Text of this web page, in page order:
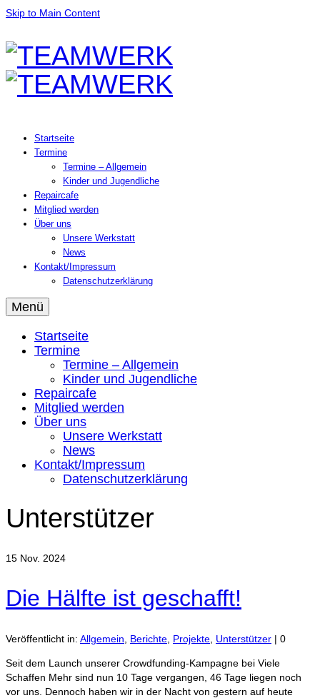
Skip to Main Content
Startseite
Termine
Termine – Allgemein
Kinder und Jugendliche
Repaircafe
Mitglied werden
Über uns
Unsere Werkstatt
News
Kontakt/Impressum
Datenschutzerklärung
Menü
Startseite
Termine
Termine – Allgemein
Kinder und Jugendliche
Repaircafe
Mitglied werden
Über uns
Unsere Werkstatt
News
Kontakt/Impressum
Datenschutzerklärung
Unterstützer
15 Nov. 2024
Die Hälfte ist geschafft!
Veröffentlicht in: Allgemein Berichte Projekte Unterstützer | 0
Seit dem Launch unserer Crowdfunding-Kampagne bei Viele
Schaffen Mehr sind nun 10 Tage vergangen, 46 Tage liegen noch
vor uns. Dennoch haben wir in der Nacht von gestern auf heute